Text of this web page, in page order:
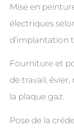
Mise en
électriques
d’implantation
Fourniture et
de travail,
la plaque gaz.
Pose de la